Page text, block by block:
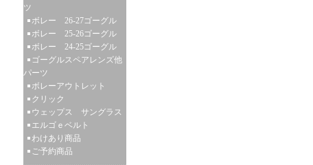
ツ
ボレー 26-27ゴーグル
ボレー 25-26ゴーグル
ボレー 24-25ゴーグル
ゴーグルスペアレンズ他
パーツ
ボレーアウトレット
クリック
ウェップス サングラス
エルゴｅベルト
わけあり商品
ご予約商品